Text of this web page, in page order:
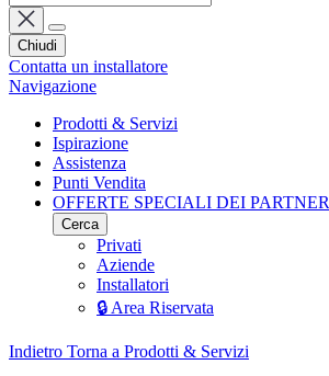
Chiudi
Contatta un installatore
Navigazione
Prodotti & Servizi
Ispirazione
Assistenza
Punti Vendita
OFFERTE SPECIALI DEI PARTNER
Cerca
Privati
Aziende
Installatori
🔒 Area Riservata
Indietro Torna a Prodotti & Servizi